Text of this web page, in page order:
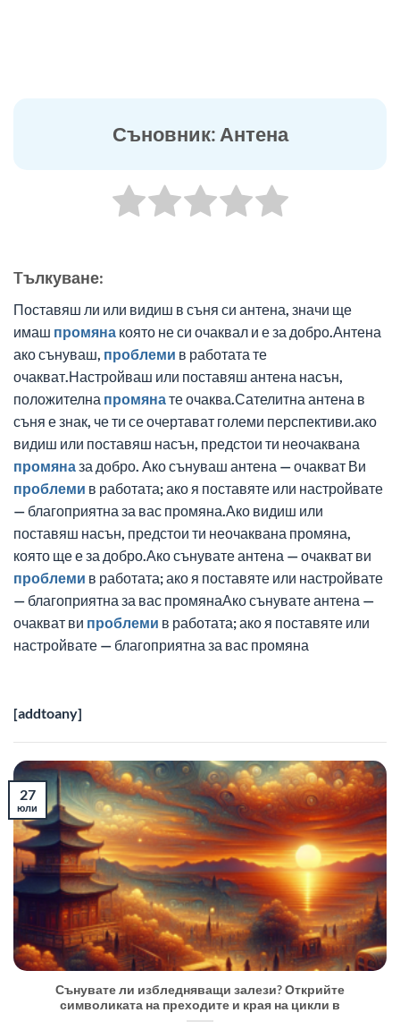
Съновник: Антена
Tълкуване:
Поставяш ли или видиш в съня си антена, значи ще
имаш промяна която не си очаквал и е за добро.Антена
ако сънуваш, проблеми в работата те
очакват.Настройваш или поставяш антена насън,
положителна промянате очаква.Сателитна антена в
съня е знак, че ти се очертават големи перспективи.ако
видиш или поставяш насън, предстои ти неочаквана
промяназа добро. Ако сънуваш антена — очакват Ви
проблеми в работата; ако я поставяте или настройвате
— благоприятна за вас промяна.Ако видиш или
поставяш насън, предстои ти неочаквана промяна,
която ще е за добро.Ако сънувате антена — очакват ви
проблеми в работата; ако я поставяте или настройвате
— благоприятна за вас промянаАко сънувате антена —
очакват ви проблеми в работата; ако я поставяте или
настройвате — благоприятна за вас промяна
[addtoany]
Сънувате ли избледняващи залези? Открийте
символиката на преходите и края на цикли в
27
юли